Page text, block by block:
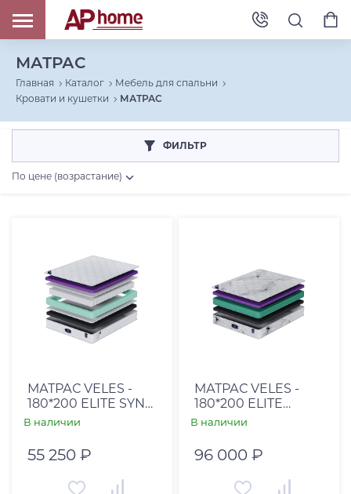
МАТРАС
Главная Каталог
Мебель для спальни
Кровати и кушетки
МАТРАС
ФИЛЬТР
По цене (возрастание)
Россия (2)
Высота, см
МАТРАС VELES -
180*200 ELITE SYNC,
S-1000, ЧЕХОЛ
WHITE
В наличии
55 250 ₽
МАТРАС VELES -
180*200 ELITE
FORMA, ЧЕХОЛ
В наличии
96 000 ₽